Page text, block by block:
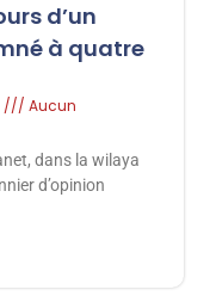
d’un
à quatre
Aucun
dans la wilaya
d’opinion